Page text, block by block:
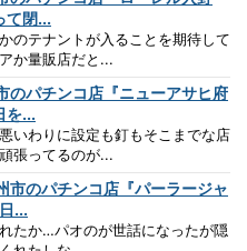
て閉...
のテナントが入ることを期待して
か量販店だと...
のパチンコ店『ニューアサヒ府
を...
いわりに設定も釘もそこまでな店
張ってるのが...
市のパチンコ店『パーラージャ
...
たか…パオのが世話になったが隠